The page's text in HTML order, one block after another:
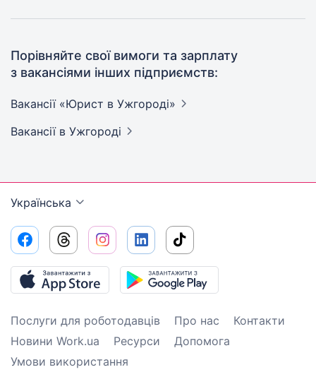
Порівняйте свої вимоги та зарплату
з вакансіями інших підприємств:
Вакансії «Юрист в Ужгороді»
Вакансії в Ужгороді
Українська
Послуги для роботодавців Про нас
Контакти
Новини Work.ua
Ресурси
Допомога
Умови використання